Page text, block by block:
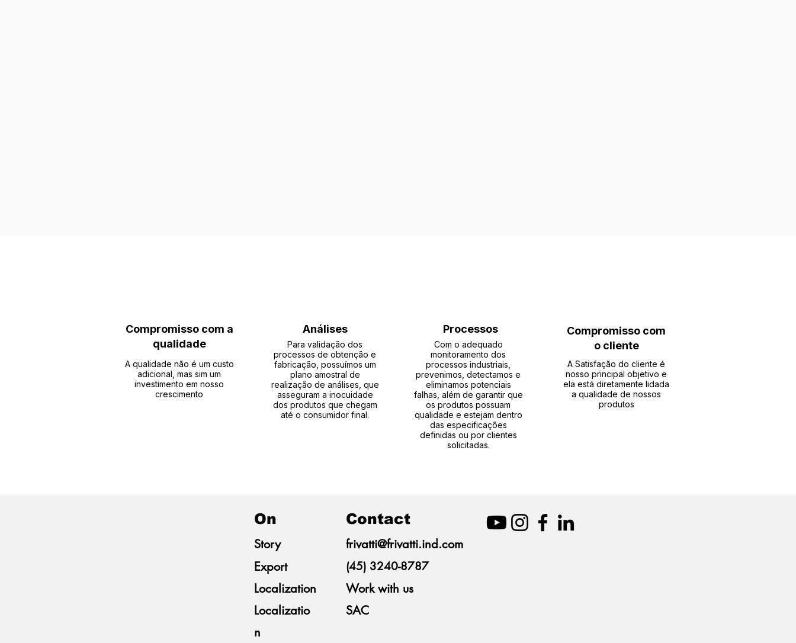
Compromisso com a
qualidade
A qualidade não é um custo
adicional, mas sim um
investimento em nosso
crescimento
Análises
Para validação dos
processos de obtenção e
fabricação, possuímos um
plano amostral de
realização de análises, que
asseguram a inocuidade
dos produtos que chegam
até o consumidor final.
Processos
Com o adequado
monitoramento dos
processos industriais,
prevenimos, detectamos e
eliminamos potenciais
falhas, além de garantir que
os produtos possuam
qualidade e estejam dentro
das especificações
definidas ou por clientes
solicitadas.
Compromisso com
o cliente
A Satisfação do cliente é
nosso principal objetivo e
ela está diretamente lidada
a qualidade de nossos
produtos
On
Story
Export
Localization
Localizatio
n
Contact
frivatti@frivatti.ind.com
(45) 3240-8787
Work with us
SAC